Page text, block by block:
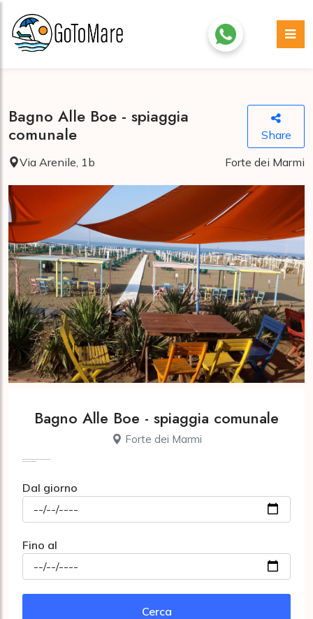
Bagno Alle Boe - spiaggia
comunale
Share
Via Arenile, 1b
Forte dei Marmi
Bagno Alle Boe - spiaggia comunale
Forte dei Marmi
Dal giorno
Fino al
Cerca